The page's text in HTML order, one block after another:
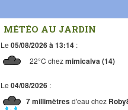
MÉTÉO AU JARDIN
Le 05/08/2026 à 13:14 :
22°C chezmimicalva (14)
Le 04/08/2026 :
7 millimètresd'eau chez